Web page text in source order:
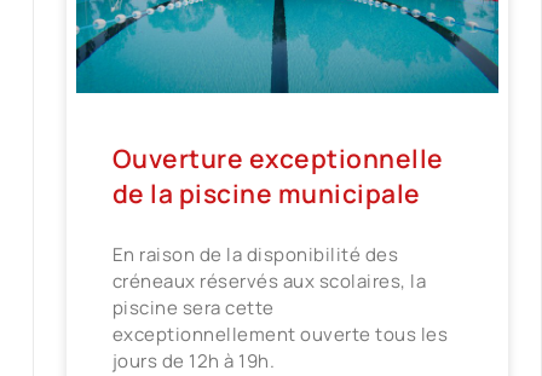
Ouverture exceptionnelle
de la piscine municipale
En raison de la disponibilité des
créneaux réservés aux scolaires, la
piscine sera cette
exceptionnellement ouverte tous les
jours de 12h à 19h.